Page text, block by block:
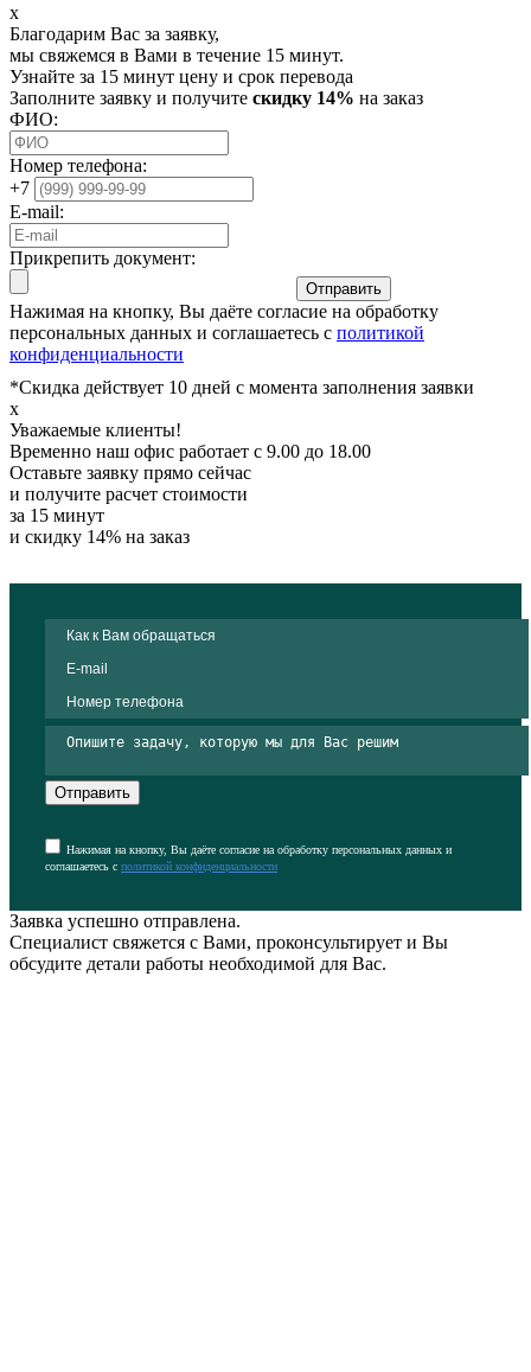
x
Благодарим Вас за заявку,
мы свяжемся в Вами в течение 15 минут.
Узнайте за 15 минут цену и срок перевода
Заполните заявку и получите скидку 14% на заказ
ФИО:
Номер телефона:
+7
E-mail:
Прикрепить документ:
Отправить
Нажимая на кнопку, Вы даёте согласие на обработку
персональных данных и соглашаетесь с политикой
конфиденциальности
*Скидка действует 10 дней с момента заполнения заявки
x
Уважаемые клиенты!
Временно наш офис работает с 9.00 до 18.00
Оставьте заявку прямо сейчас
и получите расчет стоимости
за 15 минут
и скидку 14% на заказ
Отправить
Нажимая на кнопку, Вы даёте согласие на обработку персональных данных и
соглашаетесь с политикой конфиденциальности
Заявка успешно отправлена.
Специалист свяжется с Вами, проконсультирует и Вы
обсудите детали работы необходимой для Вас.